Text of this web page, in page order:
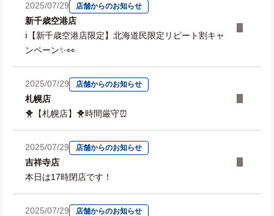
2025/07/29 店舗からのお知らせ
新千歳空港店
ℹ️【新千歳空港店限定】北海道民限定リピート割キャ
ンペーン✨👀
2025/07/29 店舗からのお知らせ
札幌店
🐥【札幌店】🐥時間厳守⏰
2025/07/29 店舗からのお知らせ
吉祥寺店
本日は17時閉店です！
2025/07/29 店舗からのお知らせ